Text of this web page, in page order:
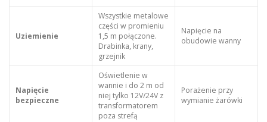
Uziemienie
Wszystkie metalowe
części w promieniu
1,5 m połączone.
Drabinka, krany,
grzejnik
Napięcie na
obudowie wanny
Napięcie
bezpieczne
Oświetlenie w
wannie i do 2 m od
niej tylko 12V/24V z
transformatorem
poza strefą
Porażenie przy
wymianie żarówki